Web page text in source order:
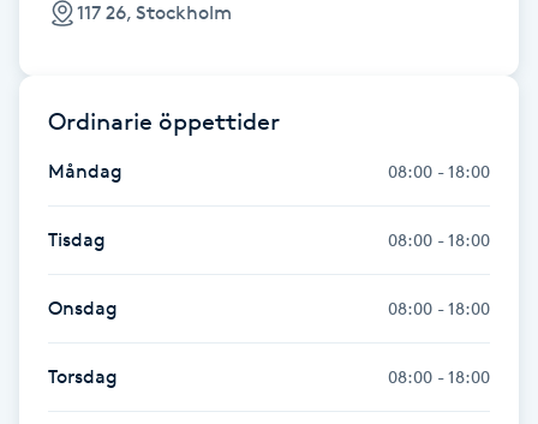
Kinesisk medicin
Kiropraktik
117 26, Stockholm
Ordinarie öppettider
Måndag 08:00 - 18:00
Tisdag 08:00 - 18:00
Onsdag 08:00 - 18:00
Torsdag 08:00 - 18:00